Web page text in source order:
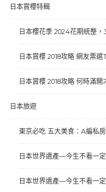
日本賞櫻特輯
日本櫻花季 2024花期統整
日本賞櫻 2018攻略 網友票選
日本賞櫻 2018攻略 何時滿開
日本旅遊
東京必吃 五大美食：A編私
日本世界遺產—今生不看一
日本世界遺產—今生不看一